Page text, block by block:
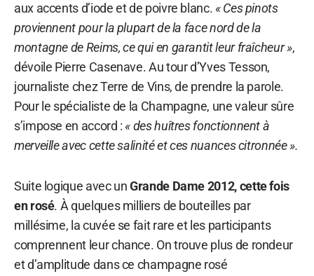
aux accents d’iode et de poivre blanc.« Ces pinots
proviennent pour la plupart de la face nord de la
montagne de Reims, ce qui en garantit leur fraîcheur »,
dévoile Pierre Casenave. Au tour d’Yves Tesson,
journaliste chez Terre de Vins, de prendre la parole.
Pour le spécialiste de la Champagne, une valeur sûre
s’impose en accord :« des huîtres fonctionnent à
merveille avec cette salinité et ces nuances citronnée ».
Suite logique avec unGrande Dame 2012, cette fois
en rosé. À quelques milliers de bouteilles par
millésime, la cuvée se fait rare et les participants
comprennent leur chance. On trouve plus de rondeur
et d’amplitude dans ce champagne rosé